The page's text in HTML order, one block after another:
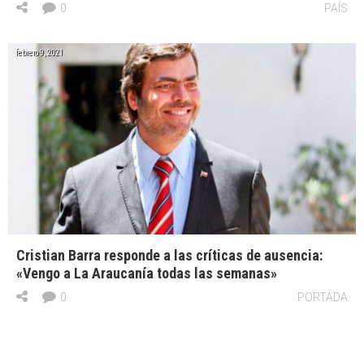
PAÍS
0
febrero 9, 2021
Cristian Barra responde a las críticas de ausencia:
«Vengo a La Araucanía todas las semanas»
PORTADA
0